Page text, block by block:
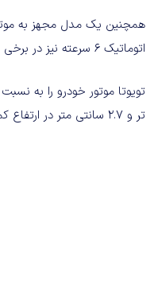
اتوماتیک 6 سرعته نیز در برخی از بازارها عرضه خواهد شد.
تر و 2.7 سانتی متر در ارتفاع کمتر نسب کرده است.